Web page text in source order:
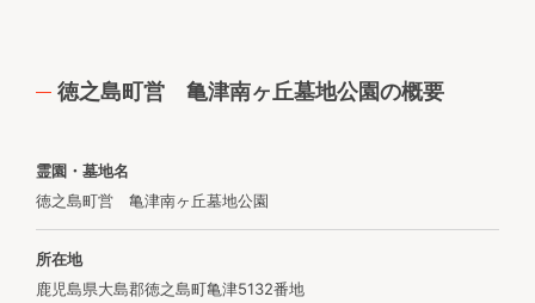
徳之島町営 亀津南ヶ丘墓地公園の概要
霊園・墓地名
徳之島町営 亀津南ヶ丘墓地公園
所在地
鹿児島県大島郡徳之島町亀津5132番地